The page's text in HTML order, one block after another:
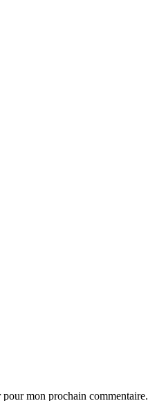
mon prochain commentaire.